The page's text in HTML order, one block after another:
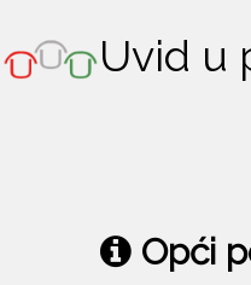
Uvid u
Opći